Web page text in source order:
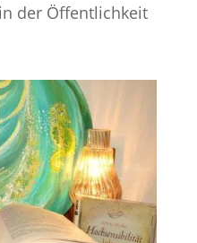
der Öffentlichkeit